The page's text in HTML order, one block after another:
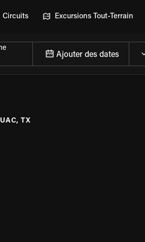
Circuits Excursions Tout-Terrain
Ajouter des dates
TX